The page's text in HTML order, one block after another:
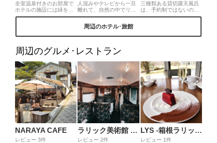
全室温泉付きのお部屋で
ホテルの施設には緑を眺
めがら入る足湯や水着を
のプランだったのでレス
夕食はお肉メインの洋
食、朝食は和と洋が選べ
ミブッフェ形式でした。
お料理もとても美味しか
ったです。おすすめのホ
テルです
人混みやテレビから一旦
離れて、自然の中でリラ
ックスできるお宿。サー
ビス抜群♡おこもりステ
イ🥰 お部屋★★★★★ 食
事★★★★☆ 値段
スイート1泊2食付き付き
2人で約16万 アクセス
と、新幹線で小田原駅ま
で、小田原駅から車で20
三種類ある貸切露天風呂
は、予約制ではないので
空いていれば何度でも入
きます。風情たっぷりの
周辺のホテル･旅館
周辺のグルメ･レストラン
NARAYA CAFE
レビュー 3件
ラリック美術館 ルトラン
レビュー 2件
LYS -箱根ラリック美術館-
レビュー 1件